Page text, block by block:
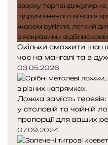
Скільки смажити
час на мангалі та в
03.05.2026
Ложка замість терезів:
у столовій та чайній
пропорції для ваших
07.09.2024